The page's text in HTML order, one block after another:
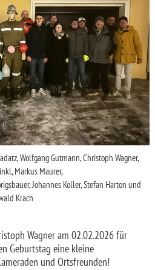
Wolfgang Gutmann, Christoph Wagner,
Markus Maurer,
Johannes Koller, Stefan Harton und
Krach
Wagner am 02.02.2026 für
Geburtstag eine kleine
und Ortsfreunden!